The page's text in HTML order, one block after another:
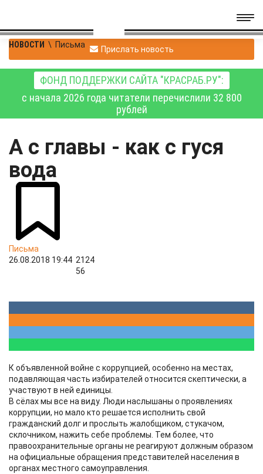
НОВОСТИ \ Письма Прислать новость
ФОНД ПОДДЕРЖКИ САЙТА "КРАСРАБ.РУ":
с начала 2026 года читатели перечислили 32 800
рублей
А с главы - как с гуся
вода
Письма
26.08.2018 19:44 2124
56
К объявленной войне с коррупцией, особенно на местах,
подавляющая часть избирателей относится скептически, а
участвуют в ней единицы.
В сёлах мы все на виду. Люди наслышаны о проявлениях
коррупции, но мало кто решается исполнить свой
гражданский долг и прослыть жалобщиком, стукачом,
склочником, нажить себе проблемы. Тем более, что
правоохранительные органы не реагируют должным образом
на официальные обращения представителей населения в
органах местного самоуправления.